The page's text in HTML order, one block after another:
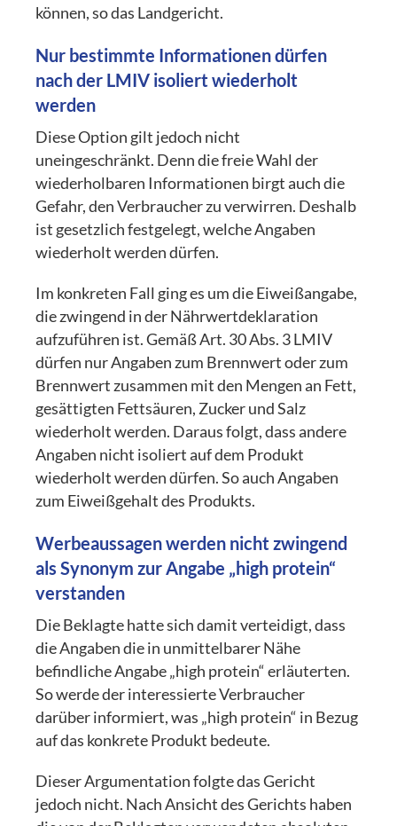
können, so das Landgericht.
Nur bestimmte Informationen dürfen
nach der LMIV isoliert wiederholt
werden
Diese Option gilt jedoch nicht
uneingeschränkt. Denn die freie Wahl der
wiederholbaren Informationen birgt auch die
Gefahr, den Verbraucher zu verwirren. Deshalb
ist gesetzlich festgelegt, welche Angaben
wiederholt werden dürfen.
Im konkreten Fall ging es um die Eiweißangabe,
die zwingend in der Nährwertdeklaration
aufzuführen ist. Gemäß Art. 30 Abs. 3 LMIV
dürfen nur Angaben zum Brennwert oder zum
Brennwert zusammen mit den Mengen an Fett,
gesättigten Fettsäuren, Zucker und Salz
wiederholt werden. Daraus folgt, dass andere
Angaben nicht isoliert auf dem Produkt
wiederholt werden dürfen. So auch Angaben
zum Eiweißgehalt des Produkts.
Werbeaussagen werden nicht zwingend
als Synonym zur Angabe „high protein“
verstanden
Die Beklagte hatte sich damit verteidigt, dass
die Angaben die in unmittelbarer Nähe
befindliche Angabe „high protein“ erläuterten.
So werde der interessierte Verbraucher
darüber informiert, was „high protein“ in Bezug
auf das konkrete Produkt bedeute.
Dieser Argumentation folgte das Gericht
jedoch nicht. Nach Ansicht des Gerichts haben